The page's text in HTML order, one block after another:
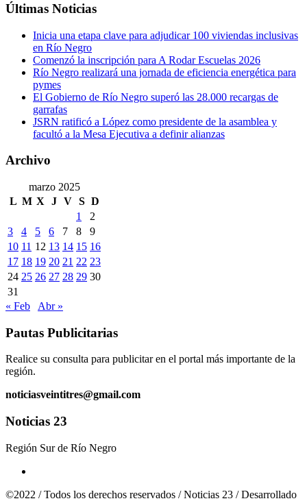
Últimas Noticias
Inicia una etapa clave para adjudicar 100 viviendas inclusivas
en Río Negro
Comenzó la inscripción para A Rodar Escuelas 2026
Río Negro realizará una jornada de eficiencia energética para
pymes
El Gobierno de Río Negro superó las 28.000 recargas de
garrafas
JSRN ratificó a López como presidente de la asamblea y
facultó a la Mesa Ejecutiva a definir alianzas
Archivo
marzo 2025
L M X J V S D
1
2
3
4 5 6 7 8
9
10 11 12 13 14 15 16
17 18 19 20 21 22 23
24 25 26 27 28 29 30
31
« Feb
Abr »
Pautas Publicitarias
Realice su consulta para publicitar en el portal más importante de la
región.
noticiasveintitres@gmail.com
Noticias 23
Región Sur de Río Negro
©2022 / Todos los derechos reservados / Noticias 23 / Desarrollado